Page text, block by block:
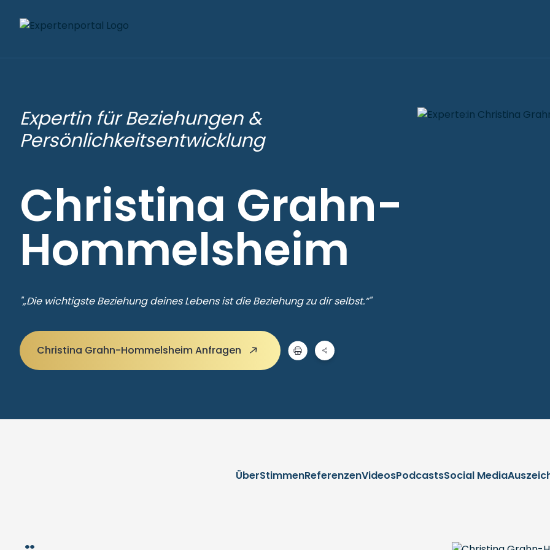
Expertin für Beziehungen &
Persönlichkeitsentwicklung
Christina Grahn-
Hommelsheim
"„Die wichtigste Beziehung deines Lebens ist die Beziehung zu dir selbst.“"
Christina Grahn-Hommelsheim Anfragen
ÜberStimmenReferenzenVideosPodcastsSocial Media